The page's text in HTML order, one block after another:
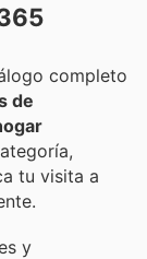
completo
de
tu visita a
y